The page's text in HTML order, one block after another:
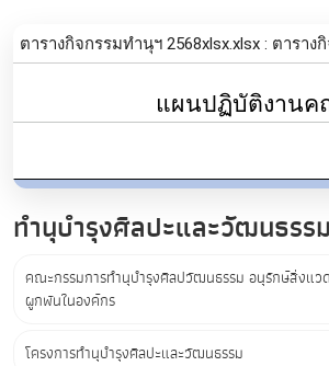
ทำนุบำรุงศิลปะและวัฒนธรรม
คณะกรรมการทำนุบำรุงศิลปวัฒนธรรม อนุรักษ์สิ่งแว
ผูกพันในองค์กร
โครงการทำนุบำรุงศิลปะและวัฒนธรรม